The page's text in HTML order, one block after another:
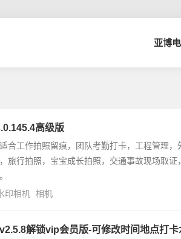
亚博
高级版
合工作拍照留痕，团队考勤打卡，工程管理，
旅行拍照，宝宝成长拍照，交通事故现场取证
印相机 相机
解锁vip会员版-可修改时间地点打卡